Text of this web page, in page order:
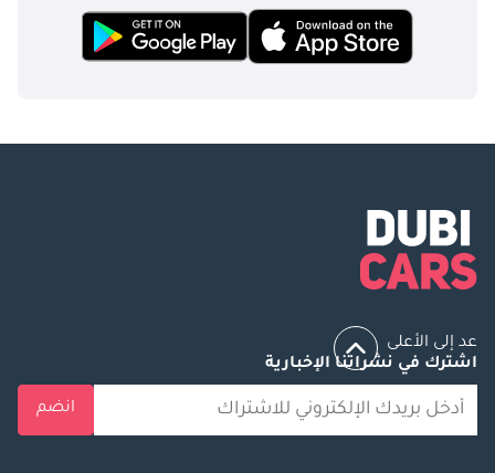
عد إلى الأعلى
اشترك في نشراتنا الإخبارية
انضم